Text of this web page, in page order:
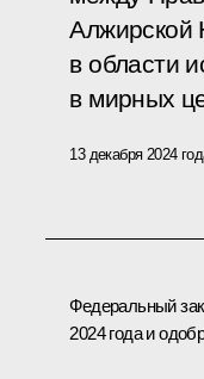
Алжирской
в области
в мирных
13 декабря 2024
Федеральный
2024 года и